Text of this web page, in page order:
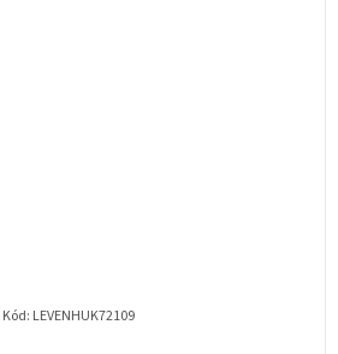
Kód: LEVENHUK72109